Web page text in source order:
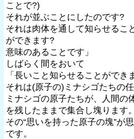
ことで?)
それが並ぶことにしたのです?
それは肉体を通して知らせるこ
ができます?
意味のあることです」
しばらく間をおいて
「長いこと知らせることができ
それは(原子の)ミナシゴたちの任
ミナシゴの原子たちが、人間の
を残したままで集合し塊ります。
その“思いを持った原子の塊”が
です。